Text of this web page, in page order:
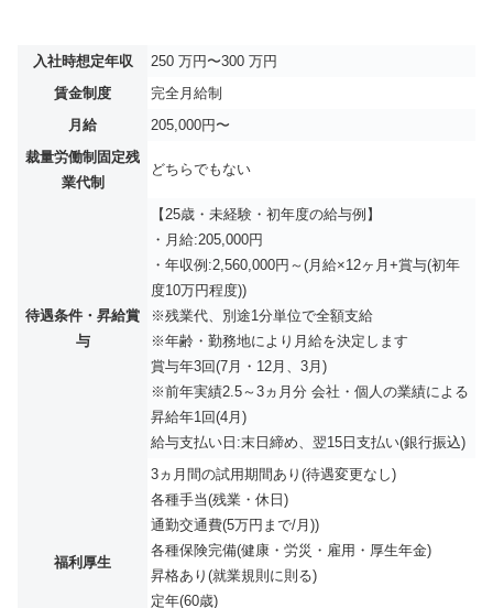
入社時想定年収
250 万円〜300 万円
賃金制度
完全月給制
月給
205,000円〜
裁量労働制固定残
業代制
どちらでもない
待遇条件・昇給賞
与
【25歳・未経験・初年度の給与例】
・月給:205,000円
・年収例:2,560,000円～(月給×12ヶ月+賞与(初年
度10万円程度))
※残業代、別途1分単位で全額支給
※年齢・勤務地により月給を決定します
賞与年3回(7月・12月、3月)
※前年実績2.5～3ヵ月分 会社・個人の業績による
昇給年1回(4月)
給与支払い日:末日締め、翌15日支払い(銀行振込)
福利厚生
3ヵ月間の試用期間あり(待遇変更なし)
各種手当(残業・休日)
通勤交通費(5万円まで/月))
各種保険完備(健康・労災・雇用・厚生年金)
昇格あり(就業規則に則る)
定年(60歳)